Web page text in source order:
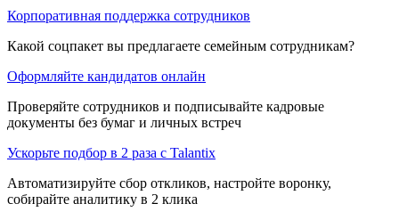
Корпоративная поддержка сотрудников
Какой соцпакет вы предлагаете семейным сотрудникам?
Оформляйте кандидатов онлайн
Проверяйте сотрудников и подписывайте кадровые
документы без бумаг и личных встреч
Ускорьте подбор в 2 раза с Talantix
Автоматизируйте сбор откликов, настройте воронку,
собирайте аналитику в 2 клика